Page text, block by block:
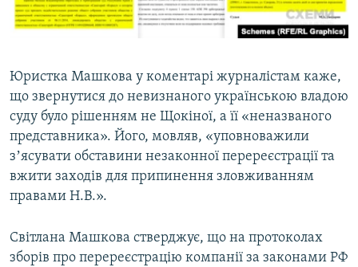
Юристка Машкова у коментарі журналістам каже,
що звернутися до невизнаного українською владою
суду було рішенням не Щокіної, а її «неназваного
представника». Його, мовляв, «уповноважили
зʼясувати обставини незаконної перереєстрації та
вжити заходів для припинення зловживанням
правами Н.В.».
Світлана Машкова стверджує, що на протоколах
зборів про перереєстрацію компанії за законами РФ